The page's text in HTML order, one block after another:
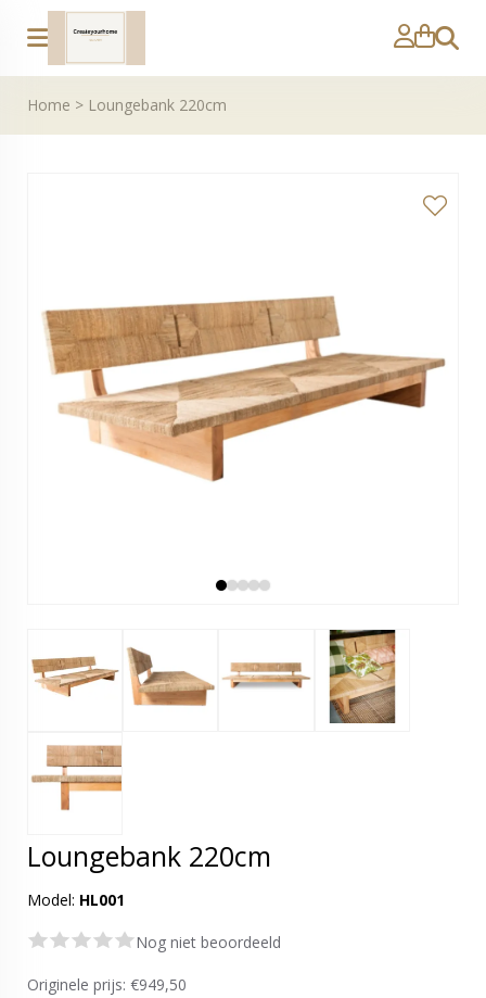
Zoeken
Home > Loungebank 220cm
Loungebank 220cm
Model: HL001
Nog niet beoordeeld
Originele prijs: €949,50